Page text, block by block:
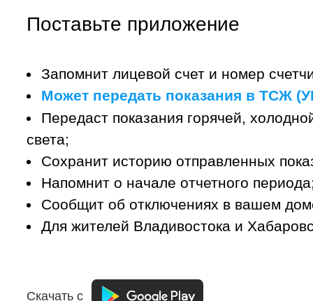
Поставьте приложение
Запомнит лицевой счет и номер
Может передать показания в ТСЖ
Передаст показания горячей,
света;
Сохранит историю отправленных
Напомнит о начале отчетного
Сообщит об отключениях в вашем
Для жителей Владивостока и
Скачать с